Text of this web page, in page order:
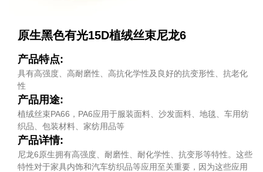
原生黑色有光15D植绒丝束尼龙6
产品特点:
具有高强度、高耐磨性、高抗化学性及良好的抗变形性、抗老化
性
产品用途:
植绒丝束PA66，PA6应用于服装面料、沙发面料、地毯、车用纺
织品、包装材料、家纺用品等
产品详情:
尼龙6原生拥有高强度、耐磨性、耐化学性、抗变形等特性。这些
特性对于家具内饰和汽车纺织品等应用至关重要，因为这些应用